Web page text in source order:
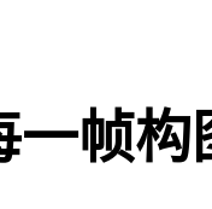
一帧